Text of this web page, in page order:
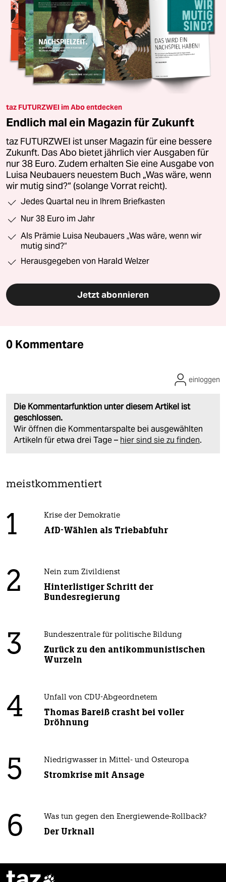
taz FUTURZWEI im Abo entdecken
Endlich mal ein Magazin für Zukunft
taz FUTURZWEI ist unser Magazin für eine bessere
Zukunft. Das Abo bietet jährlich vier Ausgaben für
nur 38 Euro. Zudem erhalten Sie eine Ausgabe von
Luisa Neubauers neuestem Buch „Was wäre, wenn
wir mutig sind?“ (solange Vorrat reicht).
Jedes Quartal neu in Ihrem Briefkasten
Nur 38 Euro im Jahr
Als Prämie Luisa Neubauers „Was wäre, wenn wir
mutig sind?“
Herausgegeben von Harald Welzer
Jetzt abonnieren
0 Kommentare
Die Kommentarfunktion unter diesem Artikel ist
geschlossen.
Wir öffnen die Kommentarspalte bei ausgewählten
Artikeln für etwa drei Tage – hier sind sie zu finden.
einloggen
meistkommentiert
1 Krise der Demokratie
AfD-Wählen als Triebabfuhr
2 Nein zum Zivildienst
Hinterlistiger Schritt der
Bundesregierung
3 Bundeszentrale für politische Bildung
Zurück zu den antikommunistischen
Wurzeln
4 Unfall von CDU-Abgeordnetem
Thomas Bareiß crasht bei voller
Dröhnung
5 Niedrigwasser in Mittel- und Osteuropa
Stromkrise mit Ansage
6 Was tun gegen den Energiewende-Rollback?
Der Urknall